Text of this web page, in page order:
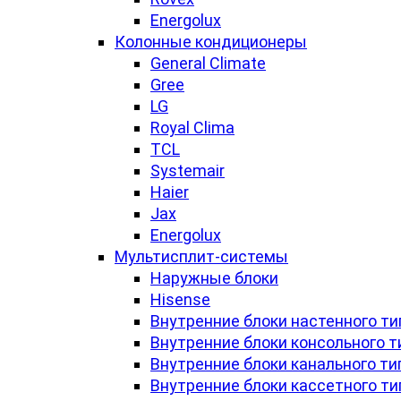
Energolux
Колонные кондиционеры
General Climate
Gree
LG
Royal Clima
TCL
Systemair
Haier
Jax
Energolux
Мультисплит-системы
Наружные блоки
Hisense
Внутренние блоки настенного
Внутренние блоки консольного
Внутренние блоки канального
Внутренние блоки кассетного